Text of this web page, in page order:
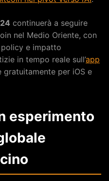
continuerà a seguire
nel Medio Oriente, con
e impatto
in tempo reale sull’app
per iOS e
esperimento